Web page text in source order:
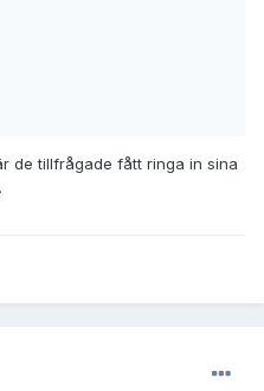
de tillfrågade fått ringa in sina